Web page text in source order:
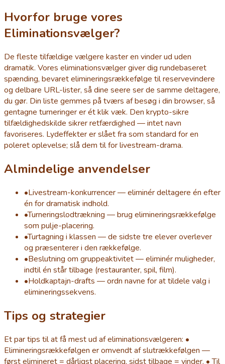
Hvorfor bruge vores
Eliminationsvælger?
De fleste tilfældige vælgere kaster en vinder ud uden
dramatik. Vores eliminationsvælger giver dig rundebaseret
spænding, bevaret elimineringsrækkefølge til reservevindere
og delbare URL-lister, så dine seere ser de samme deltagere,
du gør. Din liste gemmes på tværs af besøg i din browser, så
gentagne turneringer er ét klik væk. Den krypto-sikre
tilfældighedskilde sikrer retfærdighed — intet navn
favoriseres. Lydeffekter er slået fra som standard for en
poleret oplevelse; slå dem til for livestream-drama.
Almindelige anvendelser
•Livestream-konkurrencer — eliminér deltagere én efter
én for dramatisk indhold.
•Turneringslodtrækning — brug elimineringsrækkefølge
som pulje-placering.
•Turtagning i klassen — de sidste tre elever overlever
og præsenterer i den rækkefølge.
•Beslutning om gruppeaktivitet — eliminér muligheder,
indtil én står tilbage (restauranter, spil, film).
•Holdkaptajn-drafts — ordn navne for at tildele valg i
elimineringssekvens.
Tips og strategier
Et par tips til at få mest ud af eliminationsvælgeren: •
Elimineringsrækkefølgen er omvendt af slutrækkefølgen —
først elimineret = dårligst placering, sidst tilbage = vinder. • Til